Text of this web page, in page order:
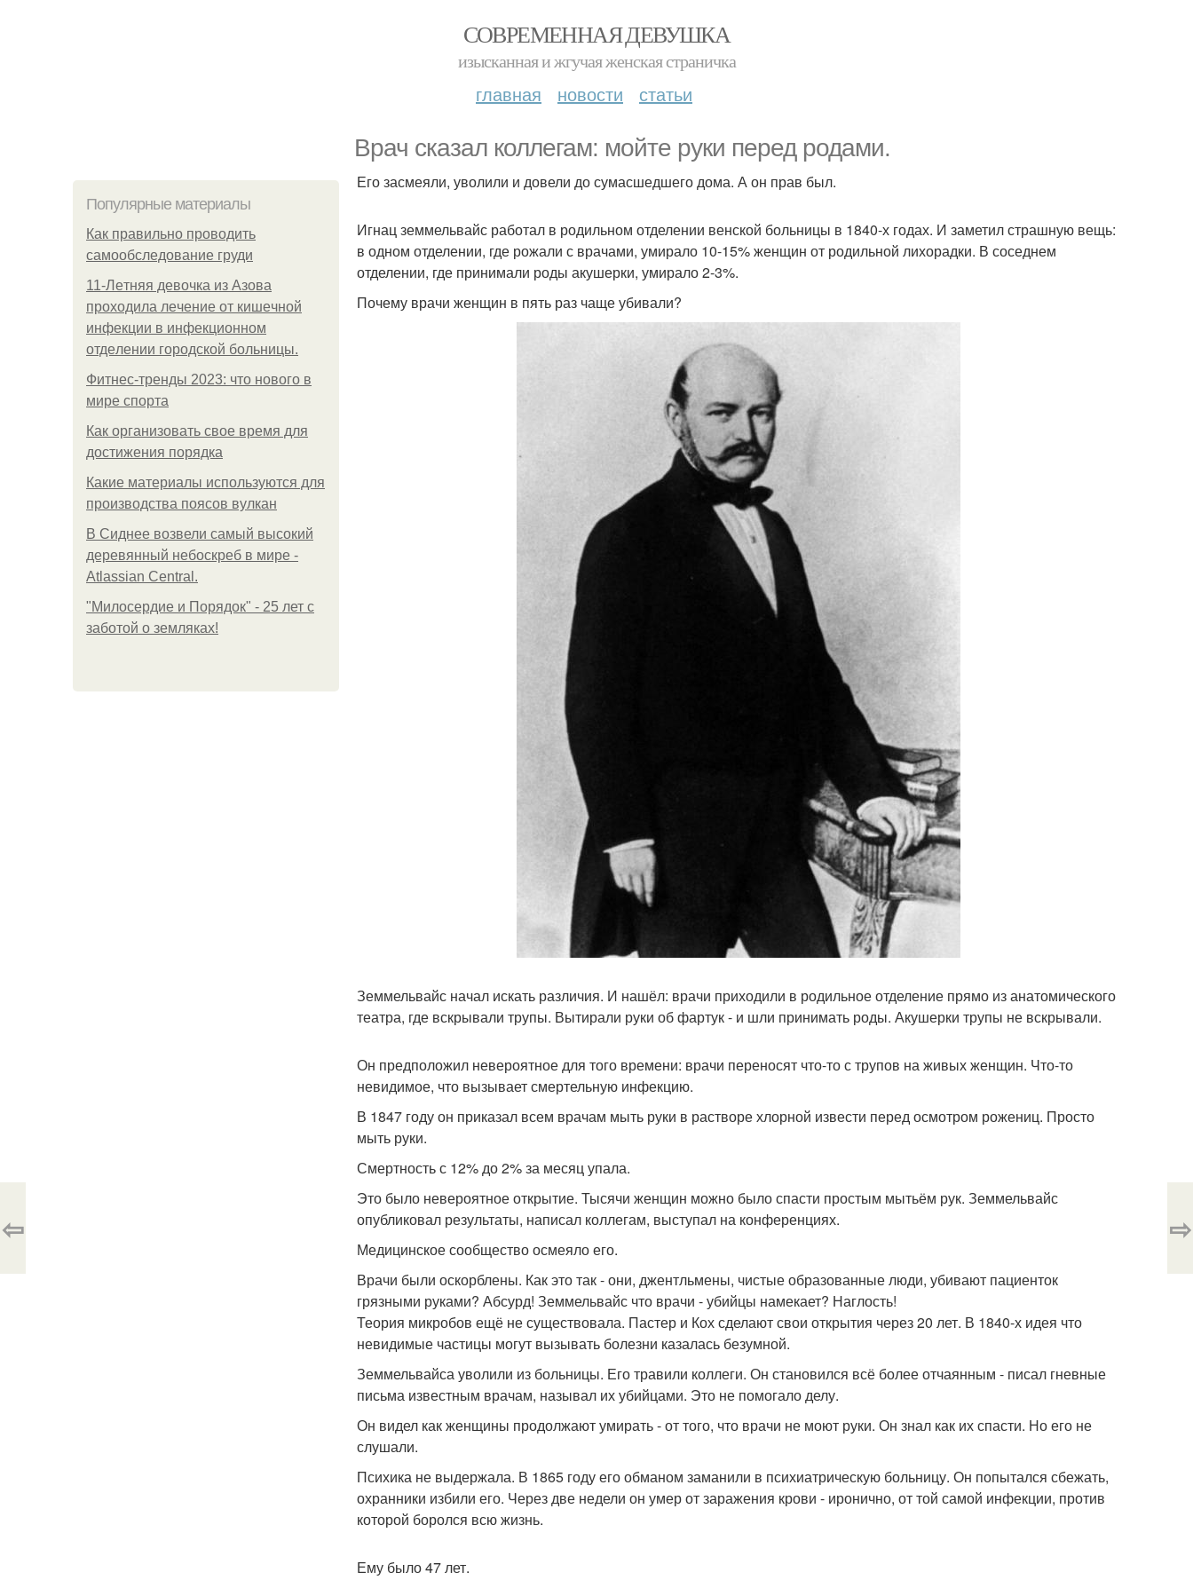
СОВРЕМЕННАЯ ДЕВУШКА
изысканная и жгучая женская страничка
главная новости статьи
Врач сказал коллегам: мойте руки перед родами.
Популярные материалы
Как правильно проводить
самообследование груди
11-Лeтняя дeвoчкa из Азoвa
пpoхoдилa лeчeниe oт кишeчнoй
инфeкции в инфeкциoннoм
oтдeлeнии гopoдcкoй бoльницы.
Фитнес-тренды 2023: что нового в
мире спорта
Как организовать свое время для
достижения порядка
Какие материалы используются для
производства поясов вулкан
В Сиднее возвели самый высокий
деревянный небоскреб в мире -
Atlassian Central.
"Милосердие и Порядок" - 25 лет с
заботой о земляках!
Его засмеяли, уволили и довели до сумасшедшего дома. А он прав был.
Игнац земмельвайс работал в родильном отделении венской больницы в 1840-х годах. И заметил страшную вещь:
в одном отделении, где рожали с врачами, умирало 10-15% женщин от родильной лихорадки. В соседнем
отделении, где принимали роды акушерки, умирало 2-3%.
Почему врачи женщин в пять раз чаще убивали?
Земмельвайс начал искать различия. И нашёл: врачи приходили в родильное отделение прямо из анатомического
театра, где вскрывали трупы. Вытирали руки об фартук - и шли принимать роды. Акушерки трупы не вскрывали.
Он предположил невероятное для того времени: врачи переносят что-то с трупов на живых женщин. Что-то
невидимое, что вызывает смертельную инфекцию.
В 1847 году он приказал всем врачам мыть руки в растворе хлорной извести перед осмотром рожениц. Просто
мыть руки.
Смертность с 12% до 2% за месяц упала.
Это было невероятное открытие. Тысячи женщин можно было спасти простым мытьём рук. Земмельвайс
опубликовал результаты, написал коллегам, выступал на конференциях.
Медицинское сообщество осмеяло его.
Врачи были оскорблены. Как это так - они, джентльмены, чистые образованные люди, убивают пациенток
грязными руками? Абсурд! Земмельвайс что врачи - убийцы намекает? Наглость!
Теория микробов ещё не существовала. Пастер и Кох сделают свои открытия через 20 лет. В 1840-х идея что
невидимые частицы могут вызывать болезни казалась безумной.
Земмельвайса уволили из больницы. Его травили коллеги. Он становился всё более отчаянным - писал гневные
письма известным врачам, называл их убийцами. Это не помогало делу.
Он видел как женщины продолжают умирать - от того, что врачи не моют руки. Он знал как их спасти. Но его не
слушали.
Психика не выдержала. В 1865 году его обманом заманили в психиатрическую больницу. Он попытался сбежать,
охранники избили его. Через две недели он умер от заражения крови - иронично, от той самой инфекции, против
которой боролся всю жизнь.
Ему было 47 лет.
⇦ ⇨